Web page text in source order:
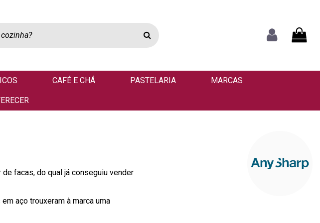
CAFÉ E CHÁ PASTELARIA MARCAS
facas, do qual já conseguiu vender
aço trouxeram à marca uma